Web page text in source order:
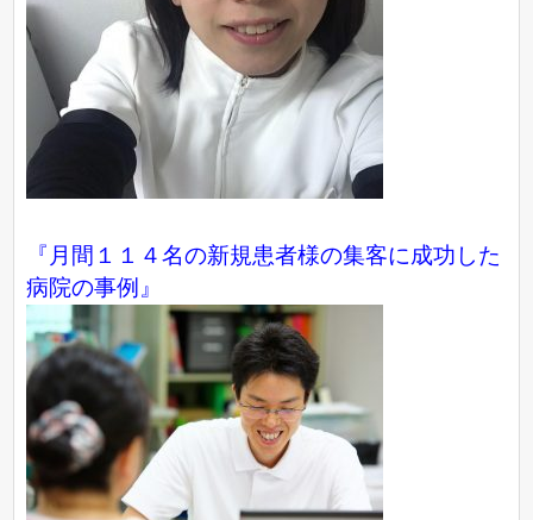
『月間１１４名の新規患者様の集客に成功した
病院の事例』